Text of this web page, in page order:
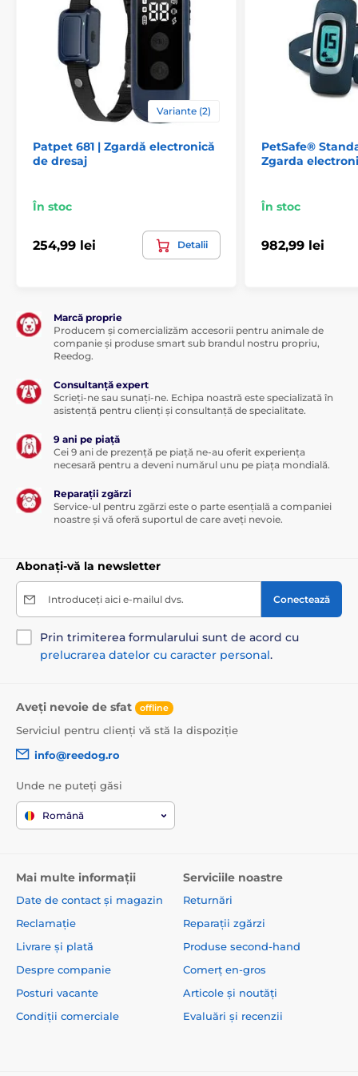
Greutate și dimensiuni
Telecomandă:
lățime – 4 cm; înălțime – 8
cm; adâncime – 2,2 cm.
lățime –
6,5 cm; înălțime – 3,8 cm; adâncime – 2,6
Specificațiile tehnice pot fi modificate fără o notificare
expresă. Imaginile au doar caracter ilustrativ.
Zgărzi de antrenament
De la 0 la 300 de metri
Vibratoare Sonore
Rezistente la apă Pentru câini mici
Pentru câini de talie medie
Variante (2)
Patpet 681 | Zgardă electronică
de dresaj
În stoc
254,99 lei Detalii
PetSafe®
Zgarda
În stoc
982,99 lei
Marcă proprie
Producem și comercializăm accesorii pentru animale de
companie și produse smart sub brandul nostru propriu,
Reedog.
Consultanță expert
Scrieți-ne sau sunați-ne. Echipa noastră este specializată în
asistență pentru clienți și consultanță de specialitate.
9 ani pe piață
Cei 9 ani de prezență pe piață ne-au oferit experiența
necesară pentru a deveni numărul unu pe piața mondială.
Reparații zgărzi
Service-ul pentru zgărzi este o parte esențială a companiei
noastre și vă oferă suportul de care aveți nevoie.
Abonați-vă la newsletter
Introduceți aici e-mailul dvs. Conectează
Prin trimiterea formularului sunt de acord cu
prelucrarea datelor cu caracter personal.
Aveți nevoie de sfat offline
Serviciul pentru clienți vă stă la dispoziție
info@reedog.ro
Unde ne puteți găsi
Română
Mai multe informații
Date de contact și magazin
Reclamație
Livrare și plată
Despre companie
Posturi vacante
Condiții comerciale
Serviciile noastre
Returnări
Reparații zgărzi
Produse second-hand
Comerț en-gros
Articole și noutăți
Evaluări și recenzii